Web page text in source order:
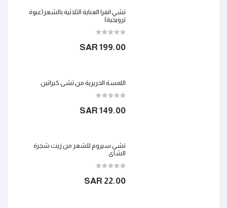
تشي انفرا العناية الثلاثية بالشعر(عبوة
ترويجية)
199.00 SAR
اللمسة الحريرية من تشي كيراتين
149.00 SAR
تشي سيروم للشعر من زيت شجرة
الشاي
22.00 SAR